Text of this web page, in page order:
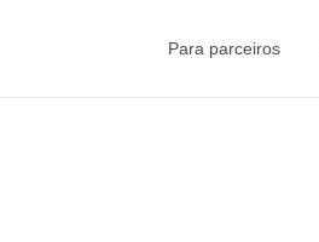
Para parceiros